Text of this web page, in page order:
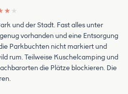
★ ★
und der Stadt. Fast alles unter
vorhanden und eine Entsorgung
Parkbuchten nicht markiert und
rum. Teilweise Kuschelcamping und
die Plätze blockieren. Die